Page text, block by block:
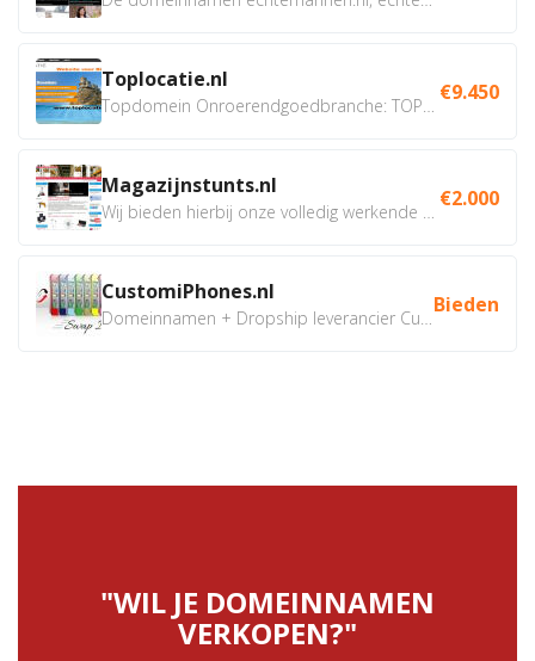
Toplocatie.nl €9.450
Magazijnstunts.nl €2.000
CustomiPhones.nl Bieden
"WIL JE DOMEINNAMEN
VERKOPEN?"